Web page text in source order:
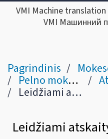
VMI Machine
VMI Машинний
Pagrindinis
Pelno mokestis
Leidžiami atskaitymai (17 str.)
Leidžiami